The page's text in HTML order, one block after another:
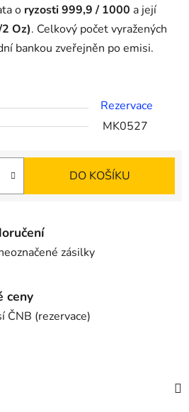
o ryzosti 999,9 / 1000 a její
Oz). Celkový počet vyražených
bankou zveřejněn po emisi.
Rezervace
MK0527
DO KOŠÍKU
zásilky
ceny
ČNB (rezervace)